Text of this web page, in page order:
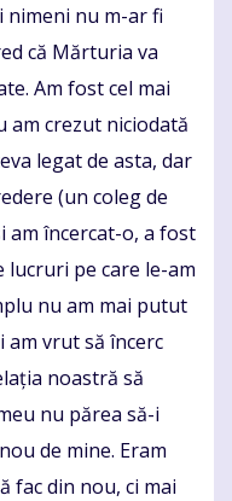
nimeni nu m-ar fi
că Mărturia va
Am fost cel mai
am crezut niciodată
legat de asta, dar
(un coleg de
am încercat-o, a fost
lucruri pe care le-am
nu am mai putut
vrut să încerc
noastră să
nu părea să-i
de mine. Eram
fac din nou, ci mai